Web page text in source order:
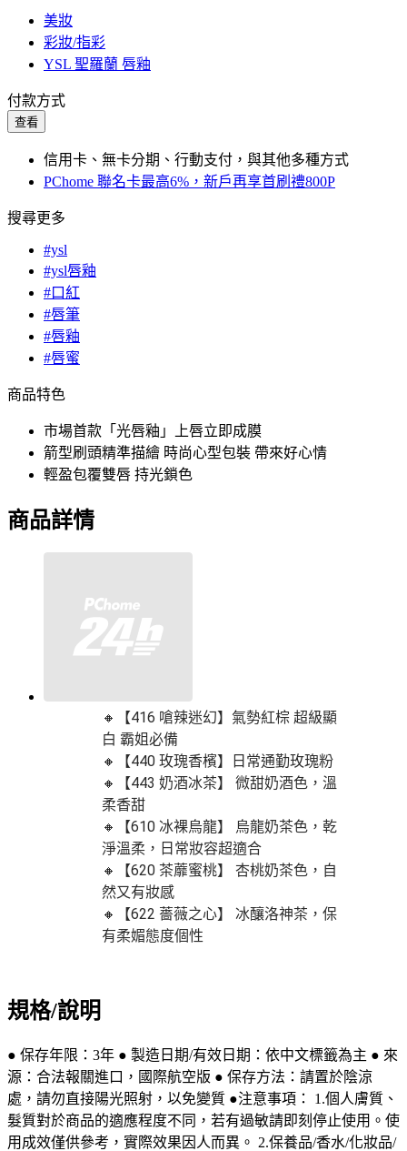
美妝
彩妝/指彩
YSL 聖羅蘭 唇釉
付款方式
查看
信用卡、無卡分期、行動支付，與其他多種方式
PChome 聯名卡最高6%，新戶再享首刷禮800P
搜尋更多
#ysl
#ysl唇釉
#口紅
#唇筆
#唇釉
#唇蜜
商品特色
市場首款「光唇釉」上唇立即成膜
箭型刷頭精準描繪 時尚心型包裝 帶來好心情
輕盈包覆雙唇 持光鎖色
商品詳情
🔸【416 嗆辣迷幻】氣勢紅棕 超級顯
白 霸姐必備
🔸【440 玫瑰香檳】日常通勤玫瑰粉
🔸【443 奶酒冰茶】 微甜奶酒色，溫
柔香甜
🔸【610 冰裸烏龍】 烏龍奶茶色，乾
淨溫柔，日常妝容超適合
🔸【620 茶蘼蜜桃】 杏桃奶茶色，自
然又有妝感
🔸【622 薔薇之心】 冰釀洛神茶，保
有柔媚態度個性
規格/說明
● 保存年限：3年 ● 製造日期/有效日期：依中文標籤為主 ● 來
源：合法報關進口，國際航空版 ● 保存方法：請置於陰涼
處，請勿直接陽光照射，以免變質 ●注意事項： 1.個人膚質、
髮質對於商品的適應程度不同，若有過敏請即刻停止使用。使
用成效僅供參考，實際效果因人而異。 2.保養品/香水/化妝品/